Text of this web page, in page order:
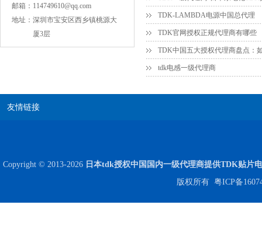
COG高压贴片电容1812 3KV 470PF 5%精度
邮箱： 114749610@qq.com
地址： 深圳市宝安区西乡镇桃源大
厦3层
TDK-LAMBDA电源中国总代理
TDK官网授权正规代理商有哪些
tdk电感一级代理商
友情链接
Copyright © 2013-2026 日本tdk授权中国国内一级代理商提供TDK贴片
版权所有 粤ICP备